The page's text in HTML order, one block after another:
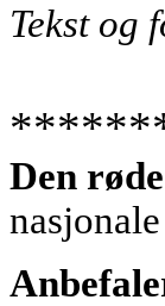
Tekst og
Den